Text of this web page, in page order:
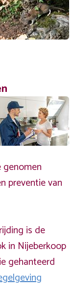
preventie van
is de
in Nijeberkoop
gehanteerd